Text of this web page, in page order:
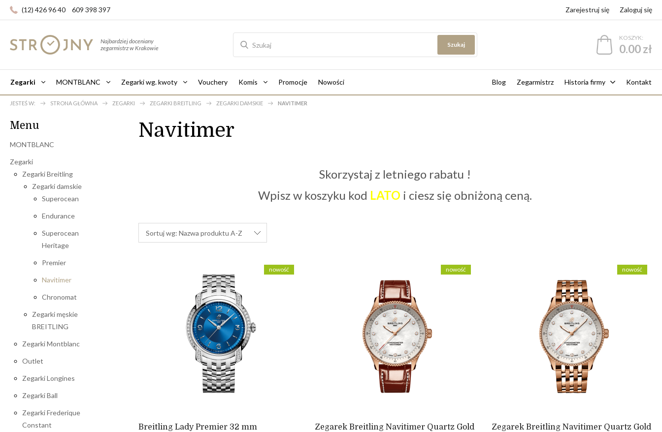
(12) 426 96 40 609 398 397 Zarejestruj się Zaloguj się
Najbardziej doceniany
zegarmistrz w Krakowie
KOSZYK:
0.00 zł
Szukaj
Zegarki MONTBLANC Zegarki wg. kwoty Vouchery Komis Promocje Nowości Blog Zegarmistrz Historia firmy Kontakt
JESTEŚ W: STRONA GŁÓWNA ZEGARKI ZEGARKI BREITLING ZEGARKI DAMSKIE NAVITIMER
Menu
MONTBLANC
Zegarki
Zegarki Breitling
Zegarki damskie
Superocean
Endurance
Superocean
Heritage
Premier
Navitimer
Chronomat
Zegarki męskie
BREITLING
Zegarki Montblanc
Outlet
Zegarki Longines
Zegarki Ball
Zegarki Frederique
Constant
Navitimer
Skorzystaj z letniego rabatu !
Wpisz w koszyku kod LATO i ciesz się obniżoną ceną.
Sortuj wg: Nazwa produktu A-Z
Breitling Lady Premier 32 mm
nowość
Zegarek Breitling Navitimer Quartz Gold
nowość
Zegarek Breitling Navitimer Quartz Gold
nowość